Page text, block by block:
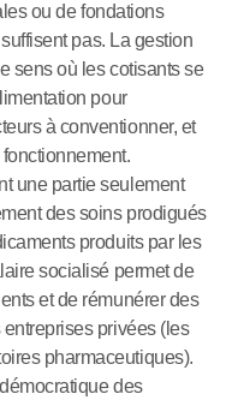
ou de fondations
pas. La gestion
sens où les cotisants se
pour
à conventionner, et
une partie seulement
des soins prodigués
produits par les
socialisé permet de
et de rémunérer des
privées (les
pharmaceutiques).
des